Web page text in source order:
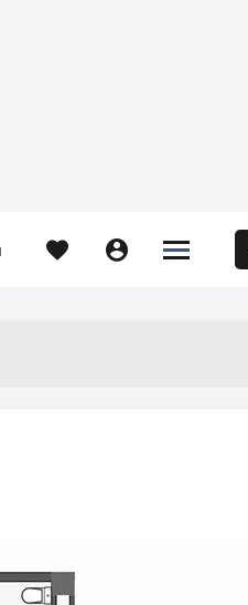
  

